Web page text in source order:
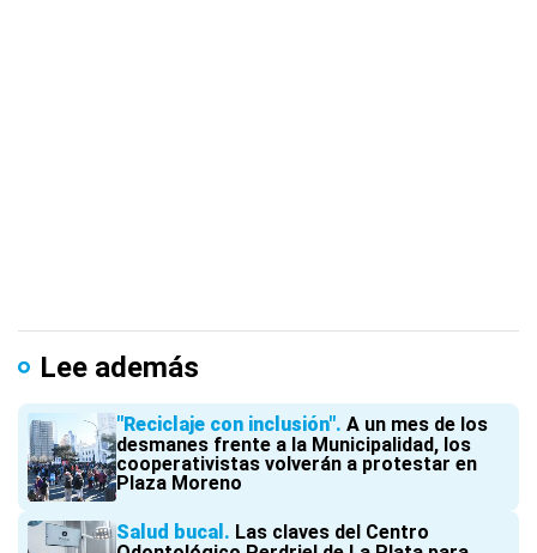
Lee además
"Reciclaje con inclusión" A un mes de los
desmanes frente a la Municipalidad, los
cooperativistas volverán a protestar en
Plaza Moreno
Salud bucal
Las claves del Centro